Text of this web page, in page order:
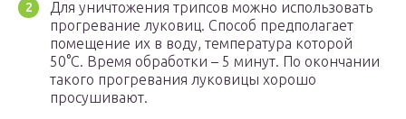
Для уничтожения трипсов можно использовать
прогревание луковиц. Способ предполагает
помещение их в воду, температура которой
50°C. Время обработки – 5 минут. По окончании
такого прогревания луковицы хорошо
просушивают.